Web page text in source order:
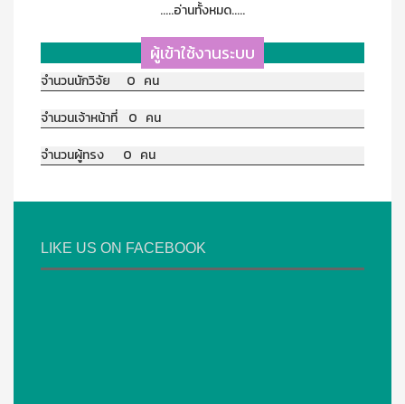
.....อ่านทั้งหมด.....
ผู้เข้าใช้งานระบบ
จำนวนนักวิจัย 0 คน
จำนวนเจ้าหน้าที่ 0 คน
จำนวนผู้ทรง 0 คน
LIKE US ON FACEBOOK